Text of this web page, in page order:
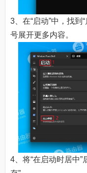
3、在“启动”中，找到
号展开更多内容。
4、将“在启动时居中”